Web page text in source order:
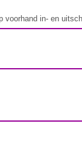
voorhand in- en